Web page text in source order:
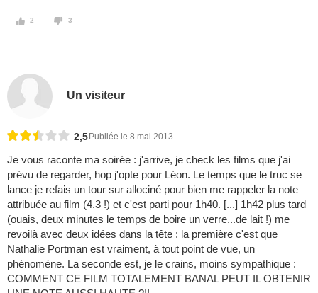
2 3
Un visiteur
2,5 Publiée le 8 mai 2013
Je vous raconte ma soirée : j'arrive, je check les films que j'ai
prévu de regarder, hop j'opte pour Léon. Le temps que le truc se
lance je refais un tour sur allociné pour bien me rappeler la note
attribuée au film (4.3 !) et c'est parti pour 1h40. [...] 1h42 plus tard
(ouais, deux minutes le temps de boire un verre...de lait !) me
revoilà avec deux idées dans la tête : la première c'est que
Nathalie Portman est vraiment, à tout point de vue, un
phénomène. La seconde est, je le crains, moins sympathique :
COMMENT CE FILM TOTALEMENT BANAL PEUT IL OBTENIR